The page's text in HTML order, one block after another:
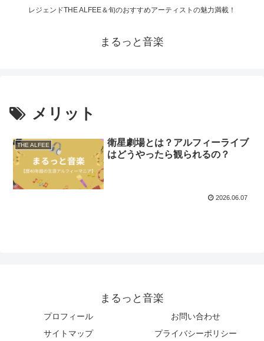
レジェンドTHE ALFEE＆旬のおすすめアーティストの魅力満載！
まるっと音楽
メリット
THE ALFEE
衛星劇場とは？アルフィーライブ
はどうやったら観られるの？
2026.06.07
まるっと音楽
プロフィール
お問い合わせ
サイトマップ
プライバシーポリシー